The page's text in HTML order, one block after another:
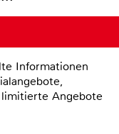
Informationen
Angebote